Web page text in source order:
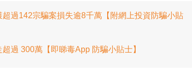
過142宗騙案損失逾8千萬【附網上投資防騙小貼
過 300萬【即睇毒App 防騙小貼士】